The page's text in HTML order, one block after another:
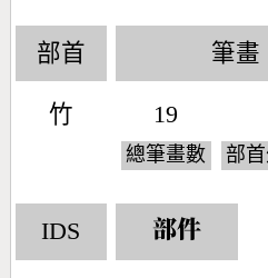
部首
竹
筆畫
19
總筆畫數 部
IDS 部件